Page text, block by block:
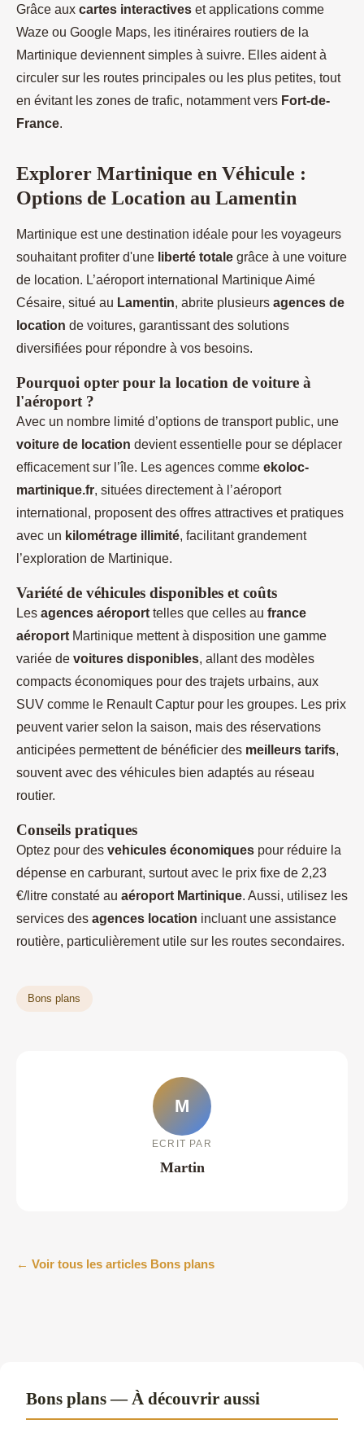
Grâce aux cartes interactives et applications comme
Waze ou Google Maps, les itinéraires routiers de la
Martinique deviennent simples à suivre. Elles aident à
circuler sur les routes principales ou les plus petites, tout
en évitant les zones de trafic, notamment vers Fort-de-
France.
Explorer Martinique en Véhicule :
Options de Location au Lamentin
Martinique est une destination idéale pour les voyageurs
souhaitant profiter d'une liberté totale grâce à une voiture
de location. L’aéroport international Martinique Aimé
Césaire, situé au Lamentin, abrite plusieurs agences de
location de voitures, garantissant des solutions
diversifiées pour répondre à vos besoins.
Pourquoi opter pour la location de voiture à
l'aéroport ?
Avec un nombre limité d’options de transport public, une
voiture de location devient essentielle pour se déplacer
efficacement sur l’île. Les agences comme ekoloc-
martinique.fr, situées directement à l’aéroport
international, proposent des offres attractives et pratiques
avec un kilométrage illimité, facilitant grandement
l’exploration de Martinique.
Variété de véhicules disponibles et coûts
Les agences aéroport telles que celles au france
aéroport Martinique mettent à disposition une gamme
variée de voitures disponibles, allant des modèles
compacts économiques pour des trajets urbains, aux
SUV comme le Renault Captur pour les groupes. Les prix
peuvent varier selon la saison, mais des réservations
anticipées permettent de bénéficier des meilleurs tarifs,
souvent avec des véhicules bien adaptés au réseau
routier.
Conseils pratiques
Optez pour des vehicules économiques pour réduire la
dépense en carburant, surtout avec le prix fixe de 2,23
€/litre constaté au aéroport Martinique. Aussi, utilisez les
services des agences location incluant une assistance
routière, particulièrement utile sur les routes secondaires.
Bons plans
M
ECRIT PAR
Martin
← Voir tous les articles Bons plans
Bons plans — À découvrir aussi